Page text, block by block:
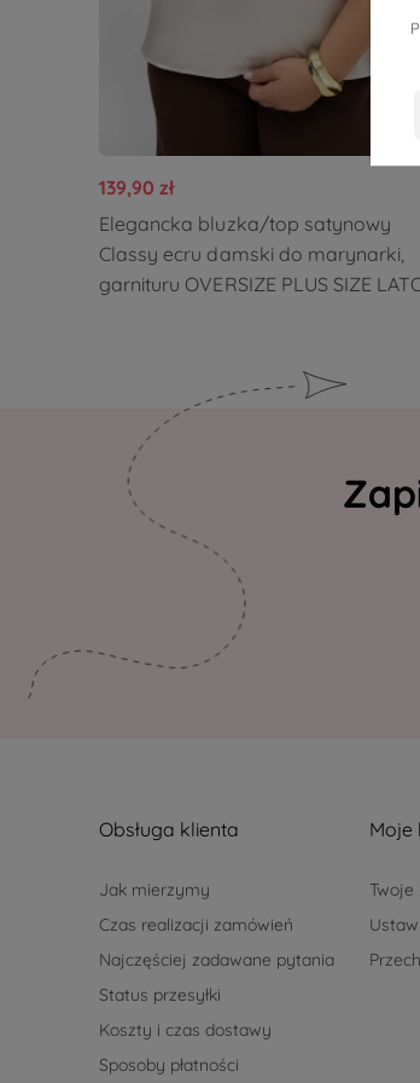
139,90 zł
Elegancka bluzka/top satynowy
Classy ecru damski do marynarki,
garnituru OVERSIZE PLUS SIZE
Obsługa klienta
Jak mierzymy
Czas realizacji zamówień
Najczęściej zadawane pytania
Status przesyłki
Koszty i czas dostawy
Sposoby płatności
Moje
Twoje